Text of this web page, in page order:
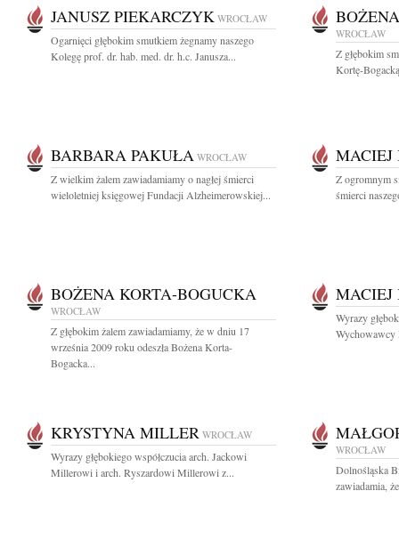
JANUSZ PIEKARCZYK WROCŁAW
Ogarnięci głębokim smutkiem żegnamy naszego
Kolegę prof. dr. hab. med. dr. h.c. Janusza...
WROCŁAW
Z głębokim
Kortę-
BARBARA PAKUŁA WROCŁAW
Z wielkim żalem zawiadamiamy o nagłej śmierci
wieloletniej księgowej Fundacji Alzheimerowskiej...
MACIEJ
Z ogromnym
śmierci
BOŻENA KORTA-BOGUCKA
WROCŁAW
Z głębokim żalem zawiadamiamy, że w dniu 17
września 2009 roku odeszła Bożena Korta-
Bogacka...
MACIEJ
Wyrazy
Wychowawcy
KRYSTYNA MILLER WROCŁAW
Wyrazy głębokiego współczucia arch. Jackowi
Millerowi i arch. Ryszardowi Millerowi z...
WROCŁAW
Dolnośląska
zawiadamia,